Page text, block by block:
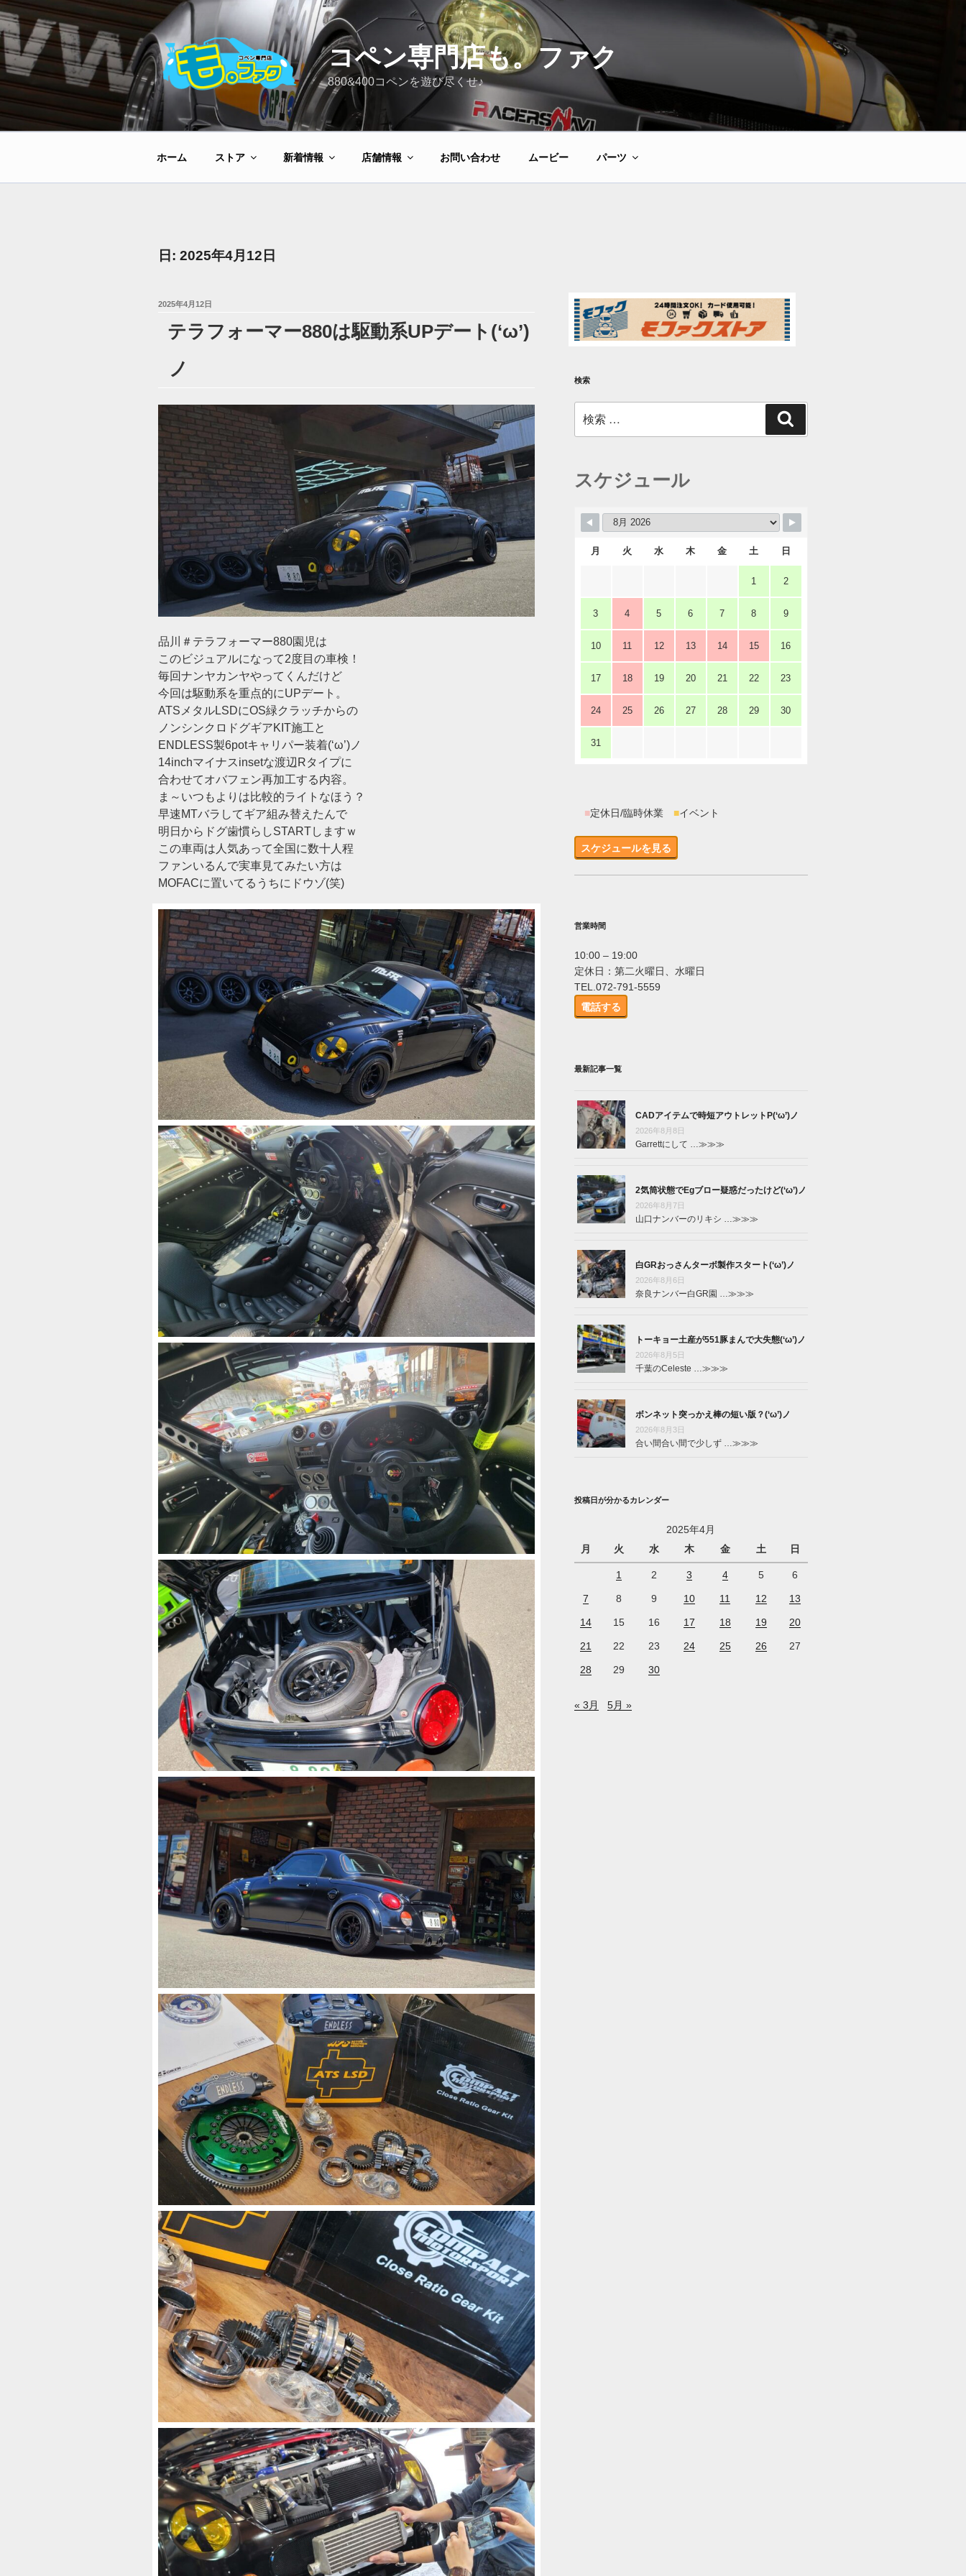
コ
ン
テ
ン
ツ
キ
コペン専門店も。ファク
880&400コペンを遊び尽くせ♪
ホーム ストア 新着情報 店舗情報 お問い合わせ ムービー パーツ
日: 2025年4月12日
投
2025年4月12日
テラフォーマー880は駆動系UPデート(‘ω’)
ノ
品川＃テラフォーマー880園児は
このビジュアルになって2度目の車検！
毎回ナンヤカンヤやってくんだけど
今回は駆動系を重点的にUPデート。
ATSメタルLSDにOS緑クラッチからの
ノンシンクロドグギアKIT施工と
ENDLESS製6potキャリパー装着(‘ω’)ノ
14inchマイナスinsetな渡辺Rタイプに
合わせてオバフェン再加工する内容。
ま～いつもよりは比較的ライトなほう？
早速MTバラしてギア組み替えたんで
明日からドグ歯慣らしSTARTしますｗ
この車両は人気あって全国に数十人程
ファンいるんで実車見てみたい方は
MOFACに置いてるうちにドウゾ(笑)
検索
索:
索
スケジュール
月 火 水 木 金 土 日
1 2
3 4 5 6 7 8 9
10 11 12 13 14 15 16
17 18 19 20 21 22 23
24 25 26 27 28 29 30
31
■定休日/臨時休業 ■イベント
スケジュールを見る
営業時間
10:00 – 19:00
定休日：第二火曜日、水曜日
TEL.072-791-5559
電話する
最新記事一覧
CADアイテムで時短アウトレットP(‘ω’)ノ
2026年8月8日
Garrettにして …≫≫≫
2気筒状態でEgブロー疑惑だったけど(‘ω’)ノ
2026年8月7日
山口ナンバーのリキシ …≫≫≫
白GRおっさんターボ製作スタート(‘ω’)ノ
2026年8月6日
奈良ナンバー白GR園 …≫≫≫
トーキョー土産が551豚まんで大失態(‘ω’)ノ
2026年8月5日
千葉のCeleste …≫≫≫
ボンネット突っかえ棒の短い版？(‘ω’)ノ
2026年8月3日
合い間合い間で少しず …≫≫≫
投稿日が分かるカレンダー
2025年4月
月
火 水 木 金 土 日
1 2 3 4 5 6
7 8 9 10 11 12 13
14 15 16 17 18 19 20
21 22 23 24 25 26 27
28 29 30
« 3月 5月 »